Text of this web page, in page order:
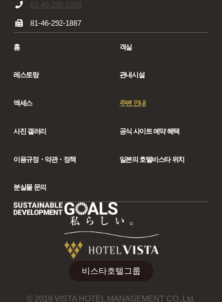
81-46-292-1888
81-46-292-1887
홈 객실
레스토랑 관내시설
액세스 주변 안내
사진 갤러리 공식 사이트 예약 혜택
이용규정・약관・정책 일본의 호텔비스타 위치
분실물 문의
비스타호텔그룹
© 2019 VISTA HOTEL MANAGEMENT CO.,Ltd.